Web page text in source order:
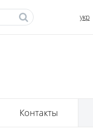
укр
Контакты